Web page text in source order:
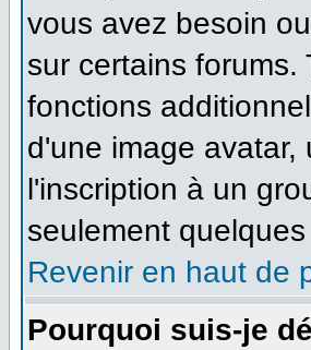
vous avez besoin
sur certains
fonctions
d'une image avatar,
l'inscription à un
seulement
Revenir en haut de
Pourquoi suis-je